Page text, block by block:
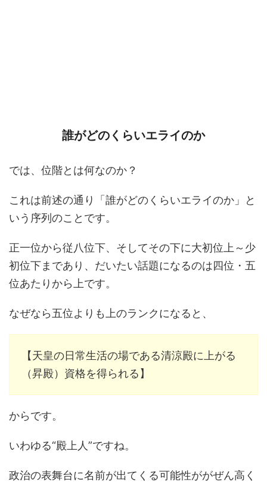
誰がどのくらいエライのか
では、位階とは何なのか？
これは前述の通り「誰がどのくらいエライのか」と
いう序列のことです。
正一位から従八位下、そしてその下に大初位上～少
初位下まであり、だいたい話題になるのは四位・五
位あたりから上です。
なぜなら五位よりも上のランクになると、
【天皇の日常生活の場である清涼殿に上がる
（昇殿）資格を得られる】
からです。
いわゆる“殿上人”ですね。
政治の表舞台に名前が出てくる可能性ががぜん高く